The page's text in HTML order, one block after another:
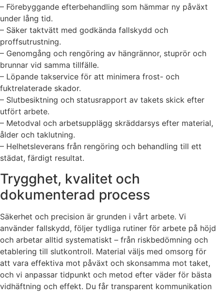
– Förebyggande efterbehandling som hämmar ny påväxt
under lång tid.
– Säker taktvätt med godkända fallskydd och
proffsutrustning.
– Genomgång och rengöring av hängrännor, stuprör och
brunnar vid samma tillfälle.
– Löpande takservice för att minimera frost- och
fuktrelaterade skador.
– Slutbesiktning och statusrapport av takets skick efter
utfört arbete.
– Metodval och arbetsupplägg skräddarsys efter material,
ålder och taklutning.
– Helhetsleverans från rengöring och behandling till ett
städat, färdigt resultat.
Trygghet, kvalitet och
dokumenterad process
Säkerhet och precision är grunden i vårt arbete. Vi
använder fallskydd, följer tydliga rutiner för arbete på höjd
och arbetar alltid systematiskt – från riskbedömning och
etablering till slutkontroll. Material väljs med omsorg för
att vara effektiva mot påväxt och skonsamma mot taket,
och vi anpassar tidpunkt och metod efter väder för bästa
vidhäftning och effekt. Du får transparent kommunikation